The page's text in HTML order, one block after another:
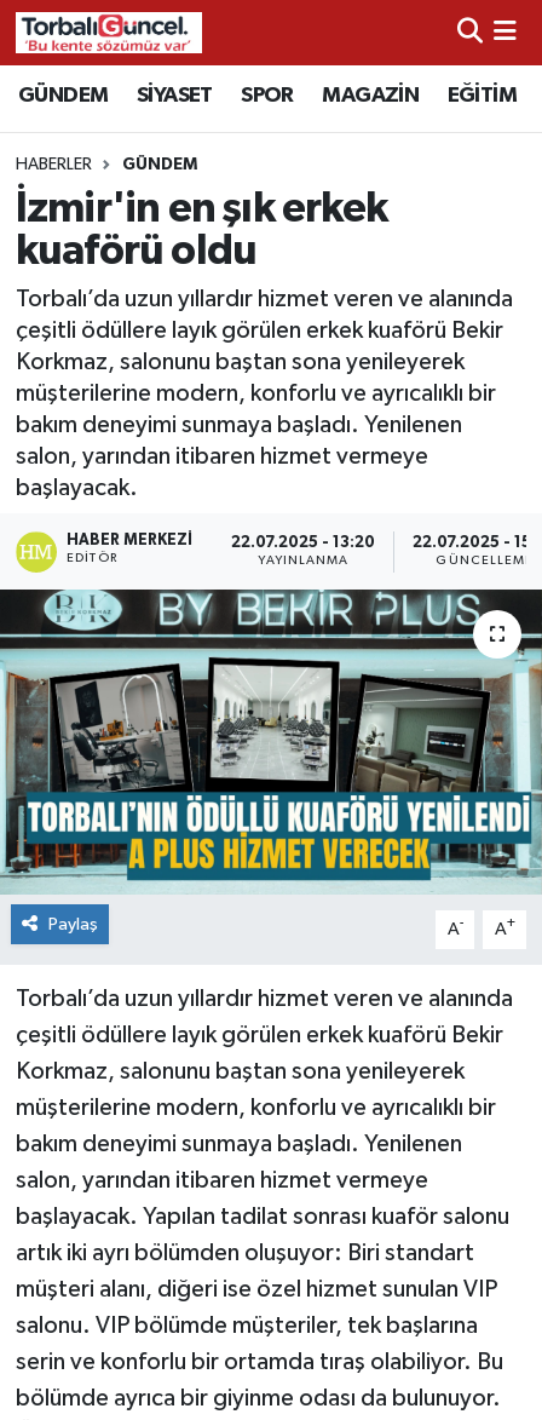
GÜNDEM SİYASET SPOR MAGAZİN EĞİTİM
HABERLER GÜNDEM
İzmir'in en şık erkek
kuaförü oldu
Torbalı’da uzun yıllardır hizmet veren ve alanında
çeşitli ödüllere layık görülen erkek kuaförü Bekir
Korkmaz, salonunu baştan sona yenileyerek
müşterilerine modern, konforlu ve ayrıcalıklı bir
bakım deneyimi sunmaya başladı. Yenilenen
salon, yarından itibaren hizmet vermeye
başlayacak.
HABER MERKEZI
EDITÖR
22.07.2025 - 13:20
YAYINLANMA
22.07.2025 -
GÜNCELLEME
Paylaş A- A+
Torbalı’da uzun yıllardır hizmet veren ve alanında
çeşitli ödüllere layık görülen erkek kuaförü Bekir
Korkmaz, salonunu baştan sona yenileyerek
müşterilerine modern, konforlu ve ayrıcalıklı bir
bakım deneyimi sunmaya başladı. Yenilenen
salon, yarından itibaren hizmet vermeye
başlayacak. Yapılan tadilat sonrası kuaför salonu
artık iki ayrı bölümden oluşuyor: Biri standart
müşteri alanı, diğeri ise özel hizmet sunulan VIP
salonu. VIP bölümde müşteriler, tek başlarına
serin ve konforlu bir ortamda tıraş olabiliyor. Bu
bölümde ayrıca bir giyinme odası da bulunuyor.
İzmir Nöbetçi Eczaneler
İzmir Hava Durumu
İzmir Namaz Vakitleri
Süper Lig Puan Durumu ve Fikstür
Tüm Manşetler
Son Dakika Haberleri